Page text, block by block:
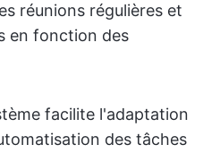
réunions régulières et
en fonction des
facilite l'adaptation
des tâches